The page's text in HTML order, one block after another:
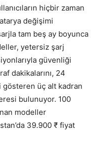
hiçbir zaman
değişimi
tam beş ay boyunca
yetersiz şarj
güvenliği
dakikalarını, 24
üç alt kadran
bulunuyor. 100
modeller
39.900 ₹ fiyat